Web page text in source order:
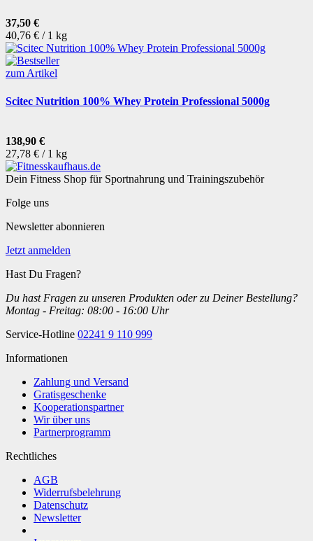
37,50 €
40,76 € / 1 kg
zum Artikel
Scitec Nutrition 100% Whey Protein Professional 5000g
138,90 €
27,78 € / 1 kg
Dein Fitness Shop für Sportnahrung und Trainingszubehör
Folge uns
Newsletter abonnieren
Jetzt anmelden
Hast Du Fragen?
Du hast Fragen zu unseren Produkten oder zu Deiner Bestellung?
Montag - Freitag: 08:00 - 16:00 Uhr
Service-Hotline 02241 9 110 999
Informationen
Zahlung und Versand
Gratisgeschenke
Kooperationspartner
Wir über uns
Partnerprogramm
Rechtliches
AGB
Widerrufsbelehrung
Datenschutz
Newsletter